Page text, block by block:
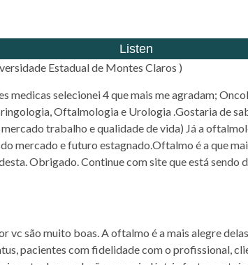
Estadual de Montes Claros )
medicas selecionei 4 que mais me agradam;
Oftalmologia e Urologia .Gostaria de
trabalho e qualidade de vida) Já a
mercado e futuro estagnado.Oftalmo é a que
Obrigado. Continue com site que está sendo
vc são muito boas. A oftalmo é a mais alegre
pacientes com fidelidade com o profissional,